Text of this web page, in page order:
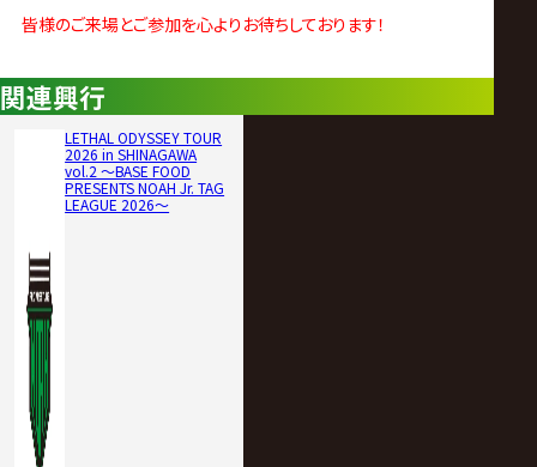
皆様のご来場とご参加を心よりお待ちしております！
関連興行
LETHAL ODYSSEY TOUR
2026 in SHINAGAWA
vol.2 ～BASE FOOD
PRESENTS NOAH Jr. TAG
LEAGUE 2026～